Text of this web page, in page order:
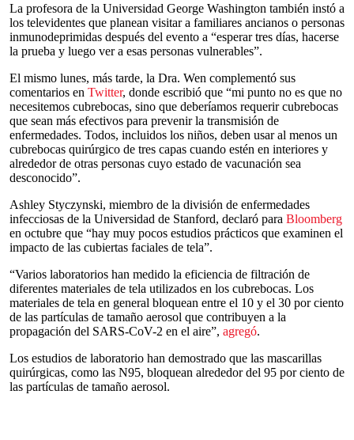
La profesora de la Universidad George Washington también instó a
los televidentes que planean visitar a familiares ancianos o personas
inmunodeprimidas después del evento a “esperar tres días, hacerse
la prueba y luego ver a esas personas vulnerables”.
El mismo lunes, más tarde, la Dra. Wen complementó sus
comentarios en Twitter, donde escribió que “mi punto no es que no
necesitemos cubrebocas, sino que deberíamos requerir cubrebocas
que sean más efectivos para prevenir la transmisión de
enfermedades. Todos, incluidos los niños, deben usar al menos un
cubrebocas quirúrgico de tres capas cuando estén en interiores y
alrededor de otras personas cuyo estado de vacunación sea
desconocido”.
Ashley Styczynski, miembro de la división de enfermedades
infecciosas de la Universidad de Stanford, declaró para Bloomberg
en octubre que “hay muy pocos estudios prácticos que examinen el
impacto de las cubiertas faciales de tela”.
“Varios laboratorios han medido la eficiencia de filtración de
diferentes materiales de tela utilizados en los cubrebocas. Los
materiales de tela en general bloquean entre el 10 y el 30 por ciento
de las partículas de tamaño aerosol que contribuyen a la
propagación del SARS-CoV-2 en el aire”, agregó.
Los estudios de laboratorio han demostrado que las mascarillas
quirúrgicas, como las N95, bloquean alrededor del 95 por ciento de
las partículas de tamaño aerosol.